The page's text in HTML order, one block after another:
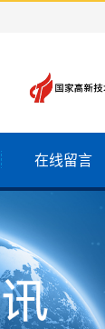
在线留言